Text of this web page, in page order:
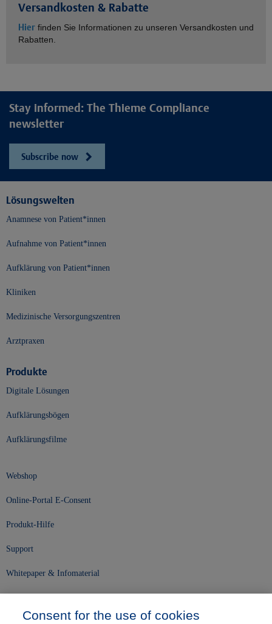
Versandkosten & Rabatte
Hier finden Sie Informationen zu unseren Versandkosten und
Rabatten.
Stay informed: The Thieme Compliance
newsletter
Subscribe now
Lösungswelten
Anamnese von Patient*innen
Aufnahme von Patient*innen
Aufklärung von Patient*innen
Kliniken
Medizinische Versorgungszentren
Arztpraxen
Produkte
Digitale Lösungen
Aufklärungsbögen
Aufklärungsfilme
Webshop
Online-Portal E-Consent
Produkt-Hilfe
Support
Whitepaper & Infomaterial
Consent for the use of cookies